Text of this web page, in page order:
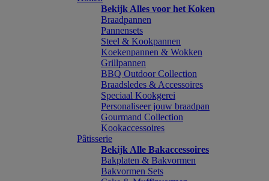
Bekijk Alles voor het Koken
Braadpannen
Pannensets
Steel & Kookpannen
Koekenpannen & Wokken
Grillpannen
BBQ Outdoor Collection
Braadsledes & Accessoires
Speciaal Kookgerei
Personaliseer jouw braadpan
Gourmand Collection
Kookaccessoires
Pâtisserie
Bekijk Alle Bakaccessoires
Bakplaten & Bakvormen
Bakvormen Sets